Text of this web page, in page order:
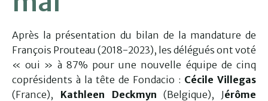
Après la présentation du bilan de la mandature de
François Prouteau (2018-2023), les délégués ont voté
« oui » à 87% pour une nouvelle équipe de cinq
coprésidents à la tête de Fondacio : Cécile Villegas
(France), Kathleen Deckmyn (Belgique), Jérôme